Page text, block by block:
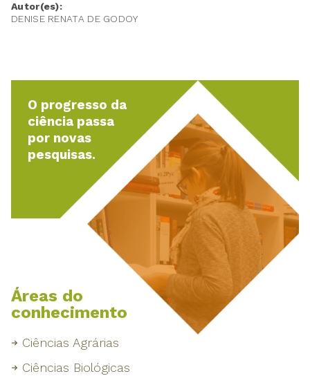
Autor(es):
DENISE RENATA DE GODOY
O progresso da
ciência passa
por novas
pesquisas.
Áreas do
conhecimento
Ciências Agrárias
Ciências Biológicas